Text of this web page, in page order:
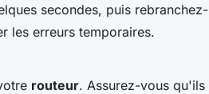
secondes, puis rebranchez-
les erreurs temporaires.
routeur. Assurez-vous qu'ils